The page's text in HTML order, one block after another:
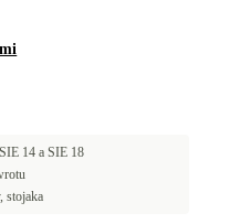
SIE 14 aSIE 18
stojaka